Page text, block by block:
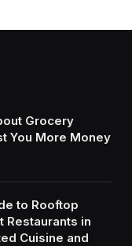
Grocery
You More Money
to Rooftop
Restaurants in
Cuisine and